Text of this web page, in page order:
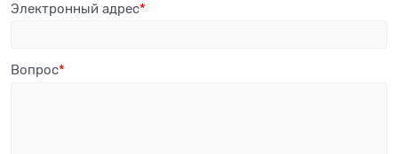
Электронный адрес
Вопрос